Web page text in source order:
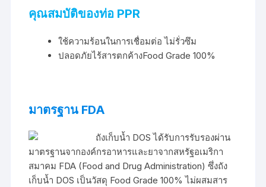
คุณสมบัติของท่อ PPR
ใช้ความร้อนในการเชื่อมต่อ ไม่รั่วซึม
ปลอดภัยไร้สารตกค้างFood Grade 100%
มาตรฐาน FDA
ถังเก็บน้ำ DOS ได้รับการรับรองผ่าน
มาตรฐานจากองค์กรอาหารและยาจากสหรัฐอเมริกา
สมาคม FDA (Food and Drug Administration) ซึ่งถัง
เก็บน้ำ DOS เป็นวัสดุ Food Grade 100% ไม่ผสมสาร